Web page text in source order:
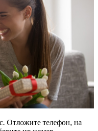
Отложите телефон, на